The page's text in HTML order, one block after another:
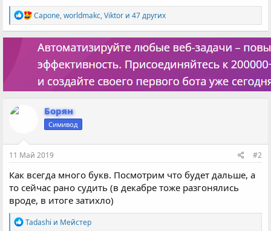
Р
е
а
ц
и
Capone,worldmakc,Viktor и 47 других
Борян
Симивод
11 Май 2019 #2
Как всегда много букв. Посмотрим что будет дальше, а
то сейчас рано судить (в декабре тоже разгонялись
вроде, в итоге затихло)
Р
Tadashi и Мейстер